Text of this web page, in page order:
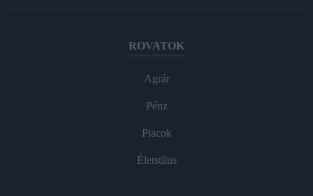
ROVATOK
Agrár
Pénz
Piacok
Életstílus